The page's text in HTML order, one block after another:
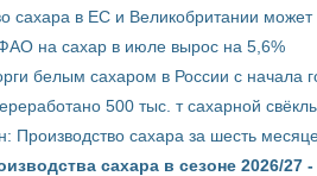
сахара в ЕС и Великобритании
на сахар в июле вырос на 5,6%
белым сахаром в России с начала
500 тыс. т сахарной
Производство сахара за шесть
сахара в сезоне 2026/